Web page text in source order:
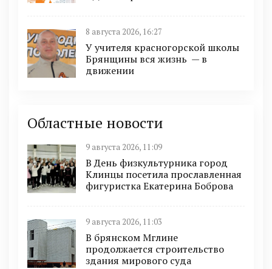
8 августа 2026, 16:27
У учителя красногорской школы
Брянщины вся жизнь — в
движении
Областные новости
9 августа 2026, 11:09
В День физкультурника город
Клинцы посетила прославленная
фигуристка Екатерина Боброва
9 августа 2026, 11:03
В брянском Мглине
продолжается строительство
здания мирового суда